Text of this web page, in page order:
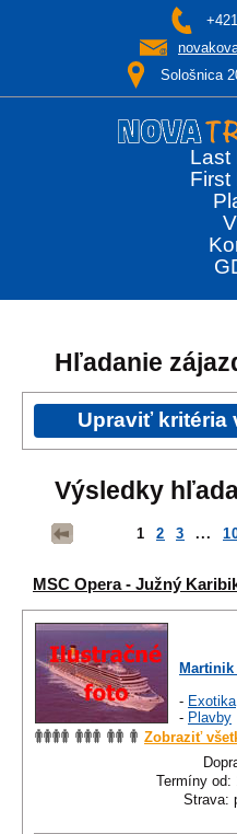
Sološnica
Last
First
Hľadanie
Výsledky
1 2 3 ...
MSC Opera - Južný
- Exotika
- Plavby
Zobraziť
Termíny od:
Strava: